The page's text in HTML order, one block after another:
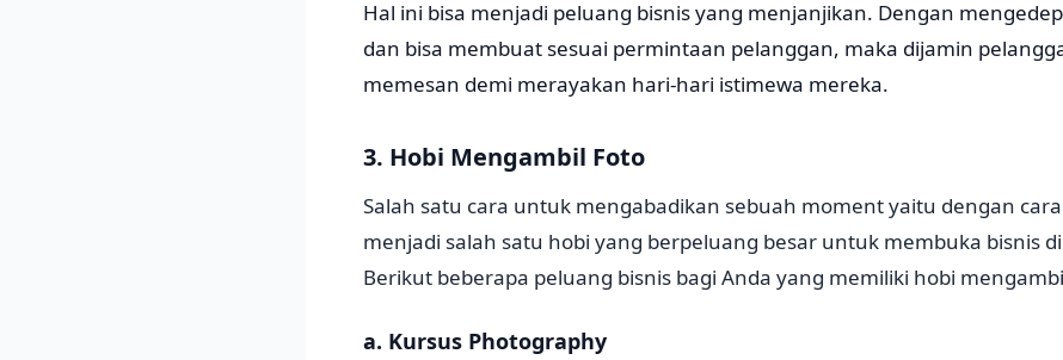
Hal ini bisa menjadi peluang bisnis yang menjanjikan. Dengan
dan bisa membuat sesuai permintaan pelanggan, maka dijamin
memesan demi merayakan hari-hari istimewa mereka.
3. Hobi Mengambil Foto
Salah satu cara untuk mengabadikan sebuah moment yaitu dengan
menjadi salah satu hobi yang berpeluang besar untuk membuka bisnis
Berikut beberapa peluang bisnis bagi Anda yang memiliki hobi
a. Kursus Photography